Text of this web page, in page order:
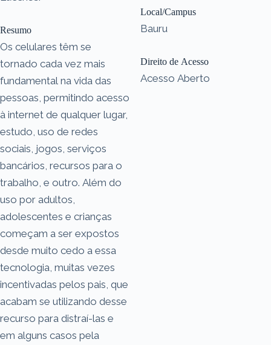
Resumo
Os celulares têm se
tornado cada vez mais
fundamental na vida das
pessoas, permitindo acesso
à internet de qualquer lugar,
estudo, uso de redes
sociais, jogos, serviços
bancários, recursos para o
trabalho, e outro. Além do
uso por adultos,
adolescentes e crianças
começam a ser expostos
desde muito cedo a essa
tecnologia, muitas vezes
incentivadas pelos pais, que
acabam se utilizando desse
recurso para distraí-las e
em alguns casos pela
Local/Campus
Bauru
Direito de Acesso
Acesso Aberto